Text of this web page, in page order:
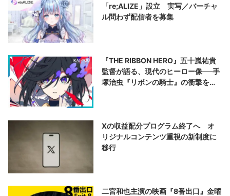
「re;ALIZE」設立 実写／バーチャ
ル問わず配信者を募集
『THE RIBBON HERO』五十嵐祐貴
監督が語る、現代のヒーロー像──手
塚治虫『リボンの騎士』の衝撃を再
Xの収益配分プログラム終了へ オ
リジナルコンテンツ重視の新制度に
移行
二宮和也主演の映画『8番出口』金曜